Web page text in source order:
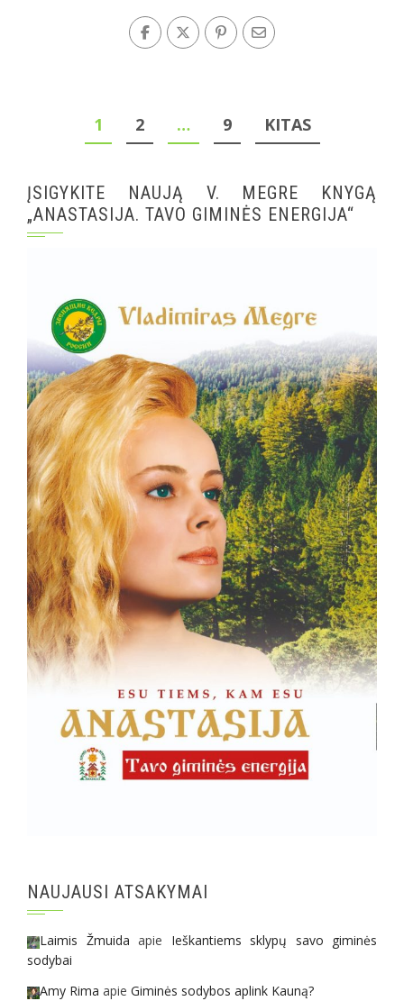
puslapiavimas
1 2 … 9 KITAS
ĮSIGYKITE NAUJĄ V. MEGRE KNYGĄ
„ANASTASIJA. TAVO GIMINĖS ENERGIJA“
NAUJAUSI ATSAKYMAI
Laimis Žmuida apie Ieškantiems sklypų savo giminės
sodybai
Amy Rima apie Giminės sodybos aplink Kauną?